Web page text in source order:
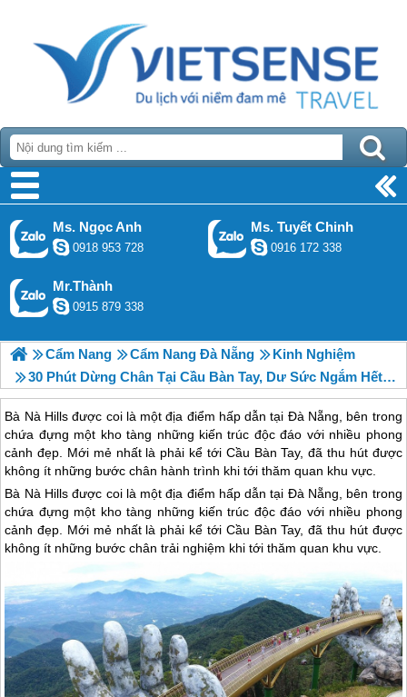
Ms. Ngọc Anh
0918 953 728
Ms. Tuyết Chinh
0916 172 338
Mr.Thành
0915 879 338
Cẩm Nang Cẩm Nang Đà Nẵng
Kinh Nghiệm
30 Phút Dừng Chân Tại Cầu Bàn Tay, Dư Sức Ngắm Hết Toàn Cảnh Ở Bà Nà Hills, 2018
Bà Nà Hills được coi là một địa điểm hấp dẫn tại Đà Nẵng, bên trong
chứa đựng một kho tàng những kiến trúc độc đáo với nhiều phong
cảnh đẹp. Mới mẻ nhất là phải kể tới Cầu Bàn Tay, đã thu hút được
không ít những bước chân hành trình khi tới thăm quan khu vực.
Bà Nà Hills được coi là một địa điểm hấp dẫn tại Đà Nẵng, bên trong
chứa đựng một kho tàng những kiến trúc độc đáo với nhiều phong
cảnh đẹp. Mới mẻ nhất là phải kể tới Cầu Bàn Tay, đã thu hút được
không ít những bước chân trải nghiệm khi tới thăm quan khu vực.